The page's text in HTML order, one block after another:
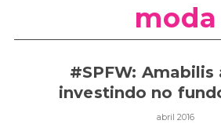
moda
#SPFW: Amabilis
investindo no
abril 2016